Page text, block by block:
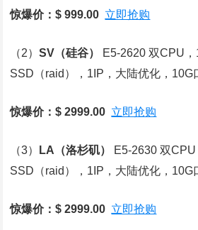
惊爆价：$ 999.00 立即抢购
（2）SV （硅谷）
E5-2620 双CPU
SSD（raid），1IP，大陆优化，10G
惊爆价：$ 2999.00 立即抢购
（3） LA （洛杉矶）
E5-2630 双
SSD（raid），1IP，大陆优化，10G
惊爆价：$ 2999.00 立即抢购